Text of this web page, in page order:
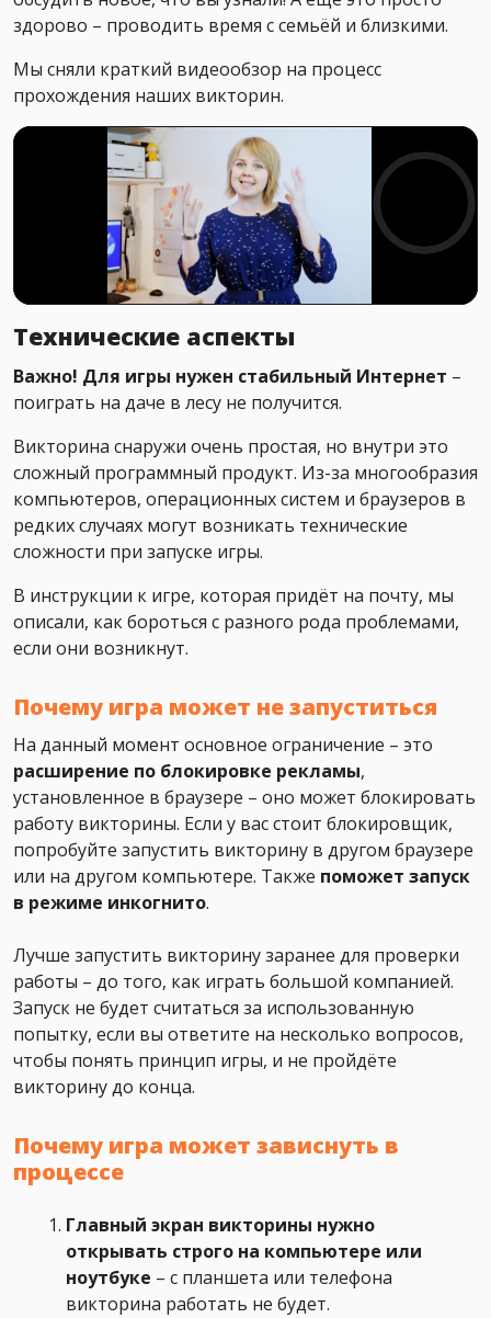
здорово – проводить время с семьёй и близкими.
Мы сняли краткий видеообзор на процесс
прохождения наших викторин.
Технические аспекты
Важно! Для игры нужен стабильный Интернет –
поиграть на даче в лесу не получится.
Викторина снаружи очень простая, но внутри это
сложный программный продукт. Из-за многообразия
компьютеров, операционных систем и браузеров в
редких случаях могут возникать технические
сложности при запуске игры.
В инструкции к игре, которая придёт на почту, мы
описали, как бороться с разного рода проблемами,
если они возникнут.
Почему игра может не запуститься
На данный момент основное ограничение – это
расширение по блокировке рекламы,
установленное в браузере – оно может блокировать
работу викторины. Если у вас стоит блокировщик,
попробуйте запустить викторину в другом браузере
или на другом компьютере. Также поможет запуск
в режиме инкогнито.
Лучше запустить викторину заранее для проверки
работы – до того, как играть большой компанией.
Запуск не будет считаться за использованную
попытку, если вы ответите на несколько вопросов,
чтобы понять принцип игры, и не пройдёте
викторину до конца.
Почему игра может зависнуть в
процессе
Главный экран викторины нужно
открывать строго на компьютере или
ноутбуке – с планшета или телефона
викторина работать не будет.